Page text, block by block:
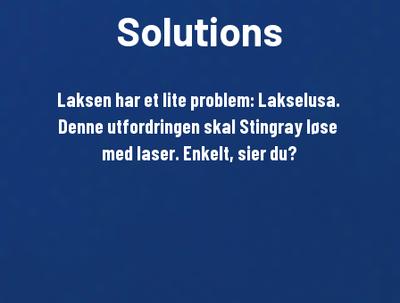
Solutions
Laksen har et lite problem: Lakselusa.
Denne utfordringen skal Stingray løse
med laser. Enkelt, sier du?